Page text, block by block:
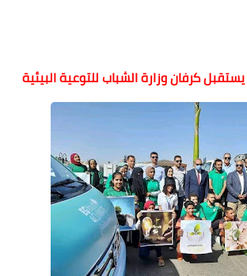
كرفان وزارة الشباب للتوعية البيئية